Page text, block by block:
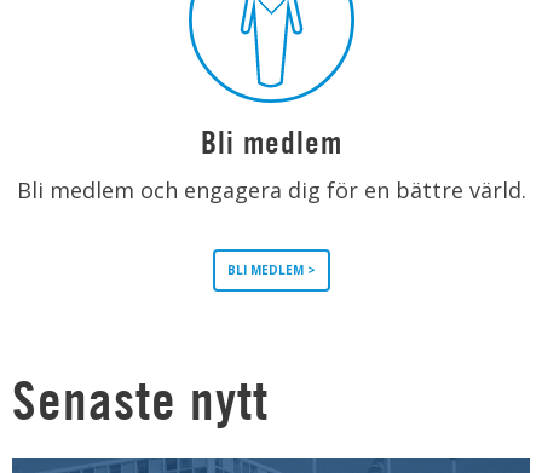
Bli medlem
Bli medlem och engagera dig för en bättre värld.
BLI MEDLEM >
Senaste nytt